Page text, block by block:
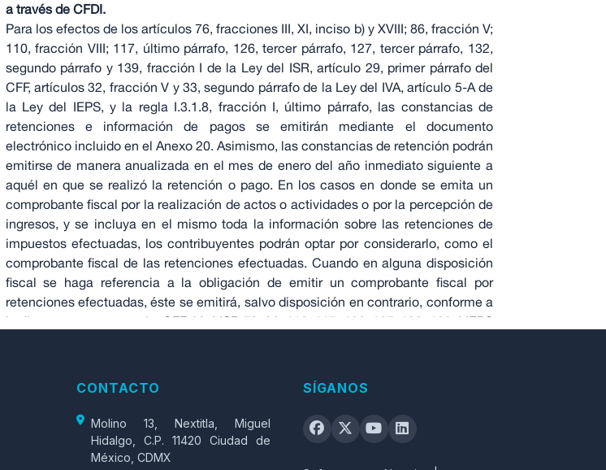
a través de CFDI.
Para los efectos de los artículos 76, fracciones III, XI, inciso b) y XVIII; 86, fracción V;
110, fracción VIII; 117, último párrafo, 126, tercer párrafo, 127, tercer párrafo, 132,
segundo párrafo y 139, fracción I de la Ley del ISR, artículo 29, primer párrafo del
CFF, artículos 32, fracción V y 33, segundo párrafo de la Ley del IVA, artículo 5-A de
la Ley del IEPS, y la regla I.3.1.8, fracción I, último párrafo, las constancias de
retenciones e información de pagos se emitirán mediante el documento
electrónico incluido en el Anexo 20. Asimismo, las constancias de retención podrán
emitirse de manera anualizada en el mes de enero del año inmediato siguiente a
aquél en que se realizó la retención o pago. En los casos en donde se emita un
comprobante fiscal por la realización de actos o actividades o por la percepción de
ingresos, y se incluya en el mismo toda la información sobre las retenciones de
impuestos efectuadas, los contribuyentes podrán optar por considerarlo, como el
comprobante fiscal de las retenciones efectuadas. Cuando en alguna disposición
fiscal se haga referencia a la obligación de emitir un comprobante fiscal por
retenciones efectuadas, éste se emitirá, salvo disposición en contrario, conforme a
lo dispuesto en esta regla. CFF 29, LISR 76, 86, 110, 117, 126, 127, 132, 139, LIEPS
través de un CFDI (incluido en el anexo 20) que incluirá información sobre las
retenciones de impuestos efectuadas”
se podrán crear en la sección COMPROBANTES FISCALES
MENÚ PRINCIPAL
CONTACTO
Molino 13, Nextitla, Miguel
Hidalgo, C.P. 11420 Ciudad de
México, CDMX
SÍGANOS